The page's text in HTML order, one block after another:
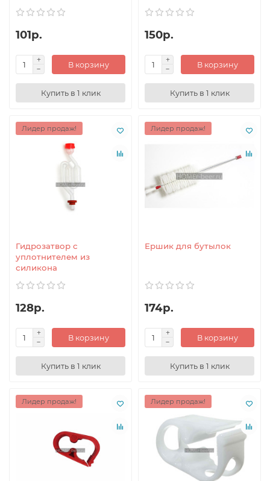
101р.
В корзину
Купить в 1 клик
150р.
В корзину
Купить в 1 клик
Лидер продаж!
Гидрозатвор с
уплотнителем из
силикона
128р.
В корзину
Купить в 1 клик
Лидер продаж!
Ершик для бутылок
174р.
В корзину
Купить в 1 клик
Лидер продаж! Лидер продаж!